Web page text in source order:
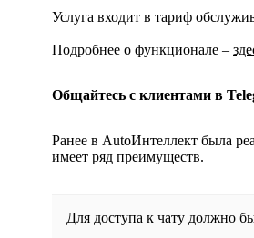
Услуга входит в тариф
Подробнее о функционале –
Общайтесь с клиентами в
Ранее в AutoИнтеллект была
имеет ряд преимуществ.
Для доступа к чату должно